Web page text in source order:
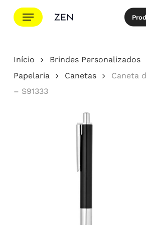
para
principal
Menu
Cotação
Início Brindes Personalizados
Papelaria
Canetas
Caneta
– S91333